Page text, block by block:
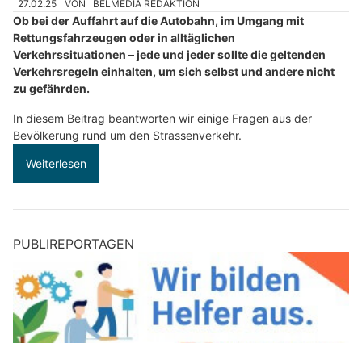
27.02.25 VON BELMEDIA REDAKTION
Ob bei der Auffahrt auf die Autobahn, im Umgang mit
Rettungsfahrzeugen oder in alltäglichen
Verkehrssituationen – jede und jeder sollte die geltenden
Verkehrsregeln einhalten, um sich selbst und andere nicht
zu gefährden.
In diesem Beitrag beantworten wir einige Fragen aus der
Bevölkerung rund um den Strassenverkehr.
Weiterlesen
PUBLIREPORTAGEN